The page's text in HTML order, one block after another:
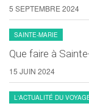
5 SEPTEMBRE 2024
SAINTE-MARIE
Que faire à
15 JUIN 2024
L'ACTUALITÉ DU